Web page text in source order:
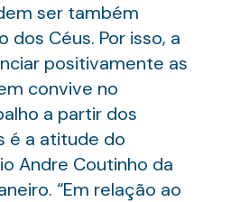
ser também
dos Céus. Por isso, a
positivamente as
convive no
a partir dos
é a atitude do
Andre Coutinho da
“Em relação ao